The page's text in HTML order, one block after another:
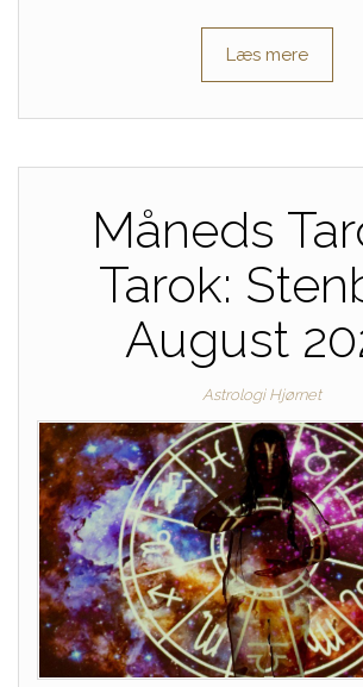
Læs mere
Måneds
Tarok:
August
Astrologi Hjørnet